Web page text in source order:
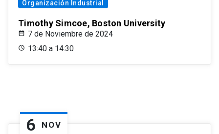
Organización Industrial
Timothy Simcoe, Boston University
7 de Noviembre de 2024
13:40 a 14:30
6 NOV